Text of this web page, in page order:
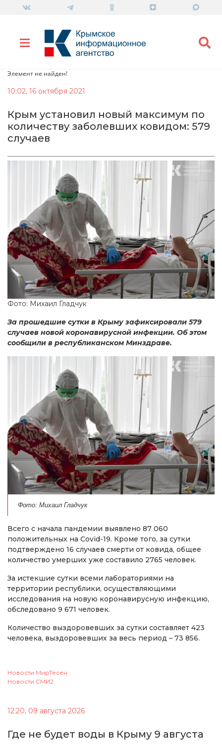
Элемент не найден!
10:02, 16 октября 2021
Крым установил новый максимум по
количеству заболевших ковидом: 579
случаев
Фото: Михаил Гладчук
За прошедшие сутки в Крыму зафиксировали 579
случаев новой коронавирусной инфекции. Об этом
сообщили в республиканском Минздраве.
Фото: Михаил Гладчук
Всего с начала пандемии выявлено 87 060
положительных на Covid-19. Кроме того, за сутки
подтверждено 16 случаев смерти от ковида, общее
количество умерших уже составило 2765 человек.
За истекшие сутки всеми лабораториями на
территории республики, осуществляющими
исследования на новую коронавирусную инфекцию,
обследовано 9 671 человек.
Количество выздоровевших за сутки составляет 423
человека, выздоровевших за весь период – 73 856.
Новости МирТесен
Новости СМИ2
12:20, 09 августа 2026
Где не будет воды в Крыму 9 августа